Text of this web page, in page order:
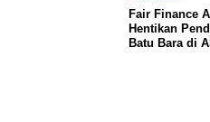
Fair Finance
Hentikan
Batu Bara di